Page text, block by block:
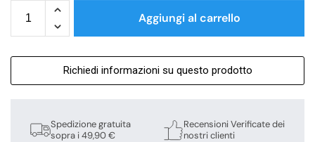
Aggiungi al carrello
Richiedi informazioni su questo prodotto
Spedizione gratuita
sopra i 49,90 €
Recensioni Verificate dei
nostri clienti